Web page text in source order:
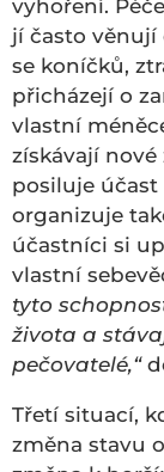
vyhoření.
jí často věnují
se koníčků,
přicházejí o
vlastní
získávají
posiluje účast
organizuje
účastníci si
vlastní
tyto
života a
pečovatelé,“
Třetí situací,
změna stavu